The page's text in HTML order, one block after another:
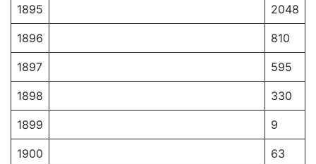
1895 2048
1896 810
1897 595
1898 330
1899 9
1900 63